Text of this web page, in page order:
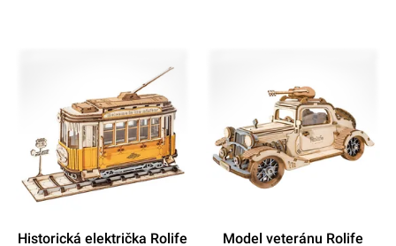
Historická električka Rolife Model veteránu Rolife